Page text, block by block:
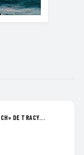
DE TRACY...